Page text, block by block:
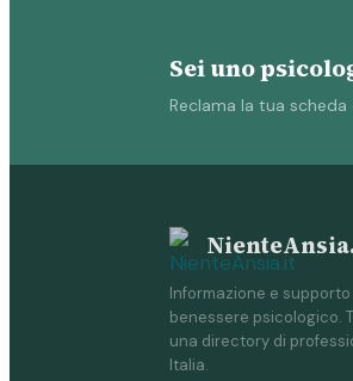
Sei uno
Reclama la tua
Informazione e supporto
benessere psicologico.
una directory di
Italia.